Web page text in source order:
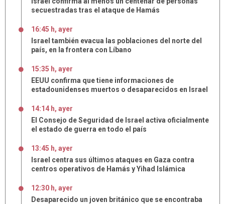
secuestradas tras el ataque de Hamás
16:45 h, ayer
Israel también evacua las poblaciones del norte del
país, en la frontera con Líbano
15:35 h, ayer
EEUU confirma que tiene informaciones de
estadounidenses muertos o desaparecidos en Israel
14:14 h, ayer
El Consejo de Seguridad de Israel activa oficialmente
el estado de guerra en todo el país
13:45 h, ayer
Israel centra sus últimos ataques en Gaza contra
centros operativos de Hamás y Yihad Islámica
12:30 h, ayer
Desaparecido un joven británico que se encontraba